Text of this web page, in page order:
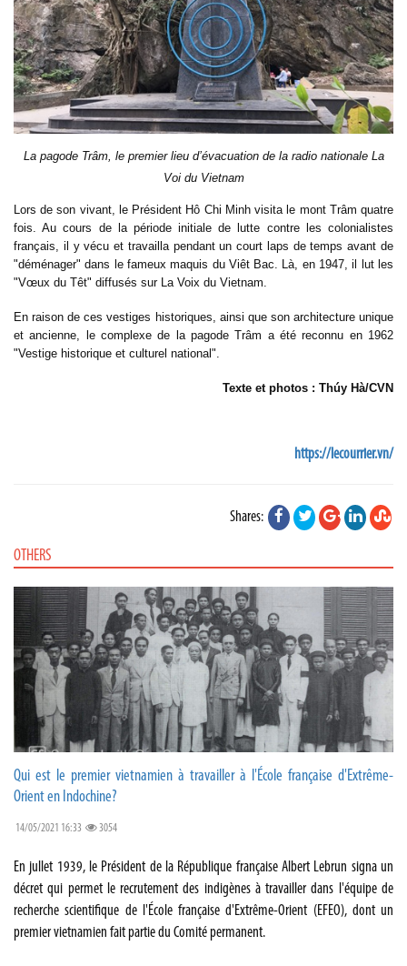
La pagode Trâm, le premier lieu d’évacuation de la radio nationale La
Voi du Vietnam
Lors de son vivant, le Président Hô Chi Minh visita le mont Trâm quatre
fois. Au cours de la période initiale de lutte contre les colonialistes
français, il y vécu et travailla pendant un court laps de temps avant de
"déménager" dans le fameux maquis du Viêt Bac. Là, en 1947, il lut les
"Vœux du Têt" diffusés sur La Voix du Vietnam.
En raison de ces vestiges historiques, ainsi que son architecture unique
et ancienne, le complexe de la pagode Trâm a été reconnu en 1962
"Vestige historique et culturel national".
Texte et photos : Thúy Hà/CVN
https://lecourrier.vn/
Shares:
OTHERS
Qui est le premier vietnamien à travailler à l'École française d'Extrême-
Orient en Indochine?
14/05/2021 16:33 3054
En jullet 1939, le Président de la République française Albert Lebrun signa un
décret qui permet le recrutement des indigènes à travailler dans l'équipe de
recherche scientifique de l'École française d'Extrême-Orient (EFEO), dont un
premier vietnamien fait partie du Comité permanent.